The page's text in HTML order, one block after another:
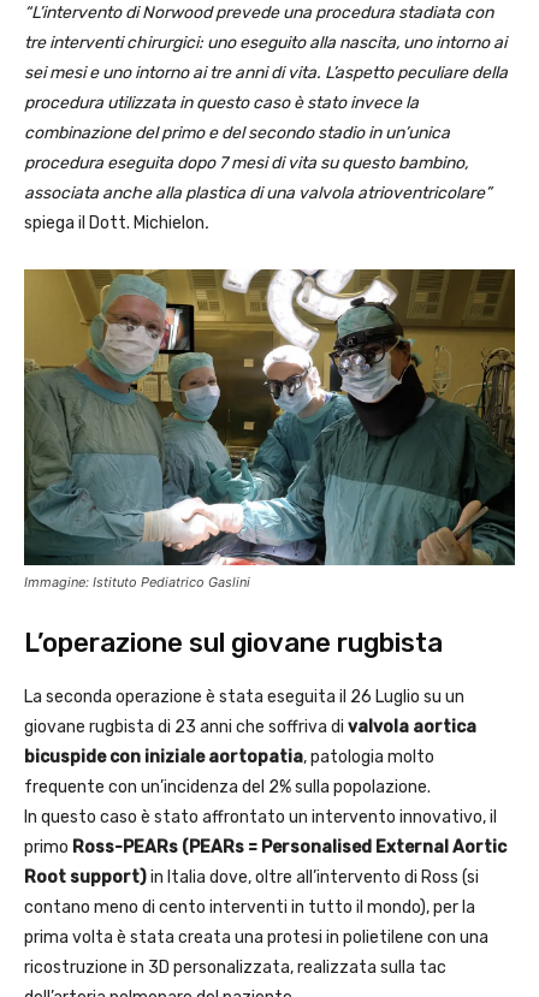
“L’intervento di Norwood prevede una procedura stadiata con
tre interventi chirurgici: uno eseguito alla nascita, uno intorno ai
sei mesi e uno intorno ai tre anni di vita. L’aspetto peculiare della
procedura utilizzata in questo caso è stato invece la
combinazione del primo e del secondo stadio in un’unica
procedura eseguita dopo 7 mesi di vita su questo bambino,
associata anche alla plastica di una valvola atrioventricolare”
spiega il Dott. Michielon.
Immagine: Istituto Pediatrico Gaslini
L’operazione sul giovane rugbista
La seconda operazione è stata eseguita il 26 Luglio su un
giovane rugbista di 23 anni che soffriva di valvola aortica
bicuspide con iniziale aortopatia, patologia molto
frequente con un’incidenza del 2% sulla popolazione.
In questo caso è stato affrontato un intervento innovativo, il
primo Ross-PEARs (PEARs = Personalised External Aortic
Root support)in Italia dove, oltre all’intervento di Ross (si
contano meno di cento interventi in tutto il mondo), per la
prima volta è stata creata una protesi in polietilene con una
ricostruzione in 3D personalizzata, realizzata sulla tac